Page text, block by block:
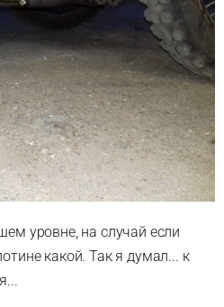
уровне, на случай если
какой. Так я думал... к